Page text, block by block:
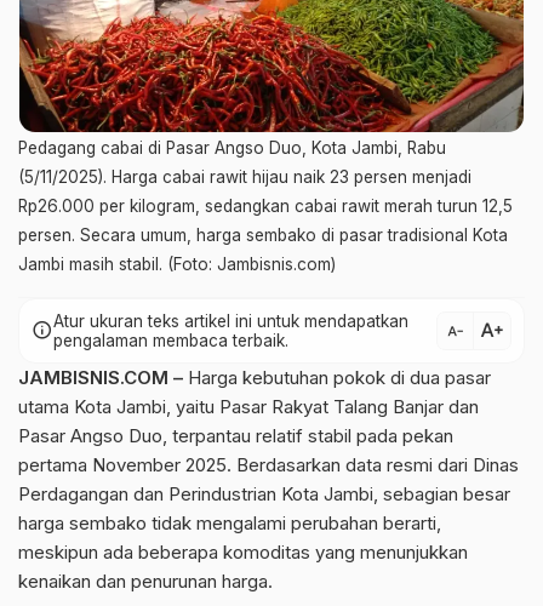
Pedagang cabai di Pasar Angso Duo, Kota Jambi, Rabu
(5/11/2025). Harga cabai rawit hijau naik 23 persen menjadi
Rp26.000 per kilogram, sedangkan cabai rawit merah turun 12,5
persen. Secara umum, harga sembako di pasar tradisional Kota
Jambi masih stabil. (Foto: Jambisnis.com)
infoAtur ukuran teks artikel ini untuk mendapatkan
pengalaman membaca terbaik.
text_decrease text_increase
JAMBISNIS.COM – Harga kebutuhan pokok di dua pasar
utama Kota Jambi, yaitu Pasar Rakyat Talang Banjar dan
Pasar Angso Duo, terpantau relatif stabil pada pekan
pertama November 2025. Berdasarkan data resmi dari Dinas
Perdagangan dan Perindustrian Kota Jambi, sebagian besar
harga sembako tidak mengalami perubahan berarti,
meskipun ada beberapa komoditas yang menunjukkan
kenaikan dan penurunan harga.